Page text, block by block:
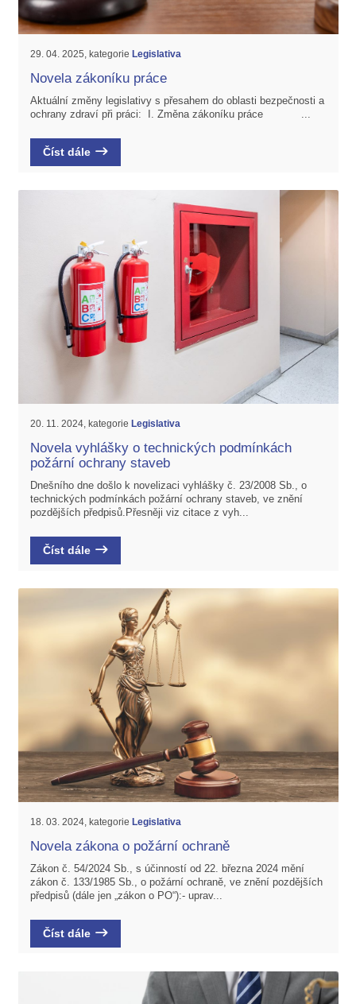
29. 04. 2025, kategorie Legislativa
Novela zákoníku práce
Aktuální změny legislativy s přesahem do oblasti bezpečnosti a
ochrany zdraví při práci: I. Změna zákoníku práce ...
Číst dále
20. 11. 2024, kategorie Legislativa
Novela vyhlášky o technických podmínkách
požární ochrany staveb
Dnešního dne došlo k novelizaci vyhlášky č. 23/2008 Sb., o
technických podmínkách požární ochrany staveb, ve znění
pozdějších předpisů.Přesněji viz citace z vyh...
Číst dále
18. 03. 2024, kategorie Legislativa
Novela zákona o požární ochraně
Zákon č. 54/2024 Sb., s účinností od 22. března 2024 mění
zákon č. 133/1985 Sb., o požární ochraně, ve znění pozdějších
předpisů (dále jen „zákon o PO“):- uprav...
Číst dále